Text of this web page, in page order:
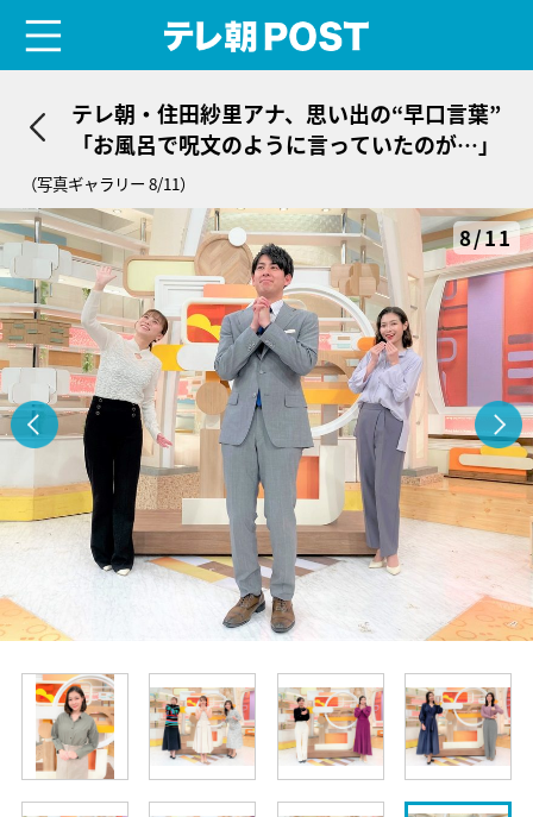
テレ朝・住田紗里アナ、思い出の“早口言葉”
「お風呂で呪文のように言っていたのが…」
（写真ギャラリー 8/11）
8/11